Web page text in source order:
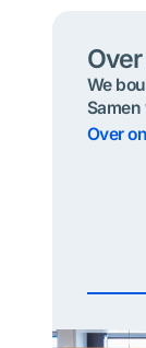
We
voor
Over